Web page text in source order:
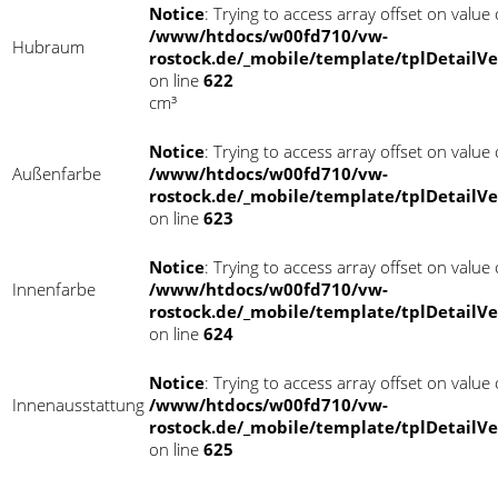
Hubraum
Notice: Trying to access array offset on
/www/htdocs/w00fd710/vw-
rostock.de/_mobile/template/
on line 622
cm³
Außenfarbe
Notice: Trying to access array offset on
/www/htdocs/w00fd710/vw-
rostock.de/_mobile/template/
on line 623
Innenfarbe
Notice: Trying to access array offset on
/www/htdocs/w00fd710/vw-
rostock.de/_mobile/template/
on line 624
Innenausstattung
Notice: Trying to access array offset on
/www/htdocs/w00fd710/vw-
rostock.de/_mobile/template/
on line 625